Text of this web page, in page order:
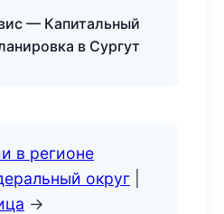
— Капитальный
в Сургут
в регионе
округ
→